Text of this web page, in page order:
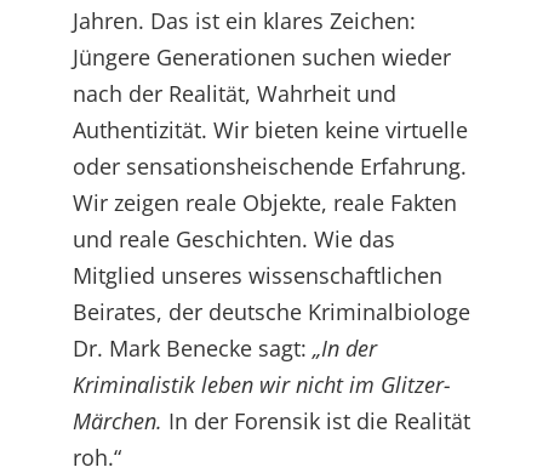
Jahren. Das ist ein klares Zeichen:
Jüngere Generationen suchen wieder
nach der Realität, Wahrheit und
Authentizität. Wir bieten keine virtuelle
oder sensationsheischende Erfahrung.
Wir zeigen reale Objekte, reale Fakten
und reale Geschichten. Wie das
Mitglied unseres wissenschaftlichen
Beirates, der deutsche Kriminalbiologe
Dr. Mark Benecke sagt: „In der
Kriminalistik leben wir nicht im Glitzer-
Märchen. In der Forensik ist die Realität
roh.“